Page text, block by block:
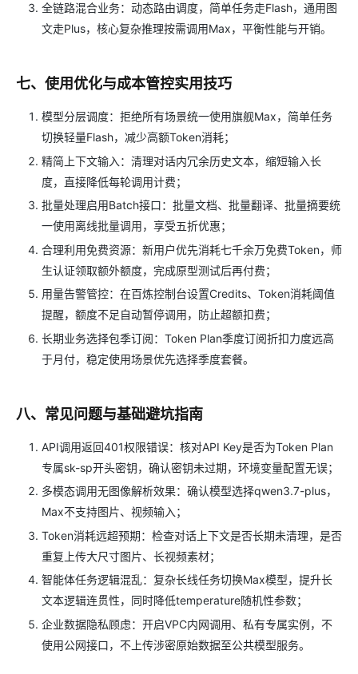
全链路混合业务：动态路由调度，简单任务走Flash，通用图
文走Plus，核心复杂推理按需调用Max，平衡性能与开销。
七、使用优化与成本管控实用技巧
模型分层调度：拒绝所有场景统一使用旗舰Max，简单任务
切换轻量Flash，减少高额Token消耗；
精简上下文输入：清理对话内冗余历史文本，缩短输入长
度，直接降低每轮调用计费；
批量处理启用Batch接口：批量文档、批量翻译、批量摘要统
一使用离线批量调用，享受五折优惠；
合理利用免费资源：新用户优先消耗七千余万免费Token，师
生认证领取额外额度，完成原型测试后再付费；
用量告警管控：在百炼控制台设置Credits、Token消耗阈值
提醒，额度不足自动暂停调用，防止超额扣费；
长期业务选择包季订阅：Token Plan季度订阅折扣力度远高
于月付，稳定使用场景优先选择季度套餐。
八、常见问题与基础避坑指南
API调用返回401权限错误：核对API Key是否为Token Plan
专属sk-sp开头密钥，确认密钥未过期，环境变量配置无误；
多模态调用无图像解析效果：确认模型选择qwen3.7-plus，
Max不支持图片、视频输入；
Token消耗远超预期：检查对话上下文是否长期未清理，是否
重复上传大尺寸图片、长视频素材；
智能体任务逻辑混乱：复杂长线任务切换Max模型，提升长
文本逻辑连贯性，同时降低temperature随机性参数；
企业数据隐私顾虑：开启VPC内网调用、私有专属实例，不
使用公网接口，不上传涉密原始数据至公共模型服务。